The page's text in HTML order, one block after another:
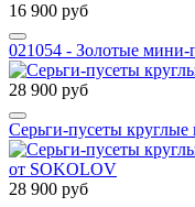
16 900 руб
021054 - Золотые
28 900 руб
Серьги-пусеты круглые
28 900 руб